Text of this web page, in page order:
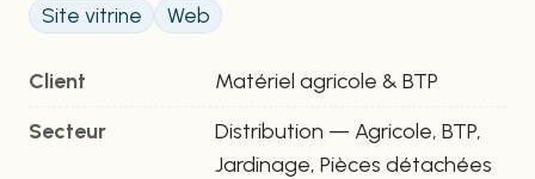
Site vitrine Web
Client
Matériel agricole & BTP
Secteur
Distribution — Agricole, BTP,
Jardinage, Pièces détachées